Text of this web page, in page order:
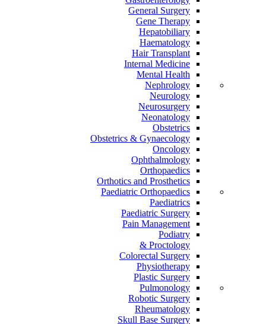
General Surgery
Gene Therapy
Hepatobiliary
Haematology
Hair Transplant
Internal Medicine
Mental Health
Nephrology
Neurology
Neurosurgery
Neonatology
Obstetrics
Obstetrics & Gynaecology
Oncology
Ophthalmology
Orthopaedics
Orthotics and Prosthetics
Paediatric Orthopaedics
Paediatrics
Paediatric Surgery
Pain Management
Podiatry
Proctology &
Colorectal Surgery
Physiotherapy
Plastic Surgery
Pulmonology
Robotic Surgery
Rheumatology
Skull Base Surgery